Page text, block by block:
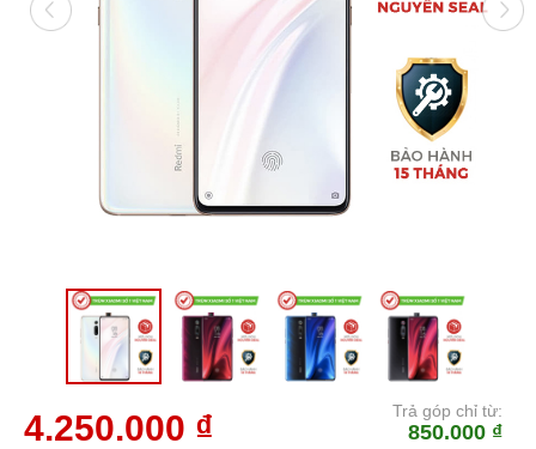
4.250.000 ₫ Trả góp chỉ từ:
850.000 ₫